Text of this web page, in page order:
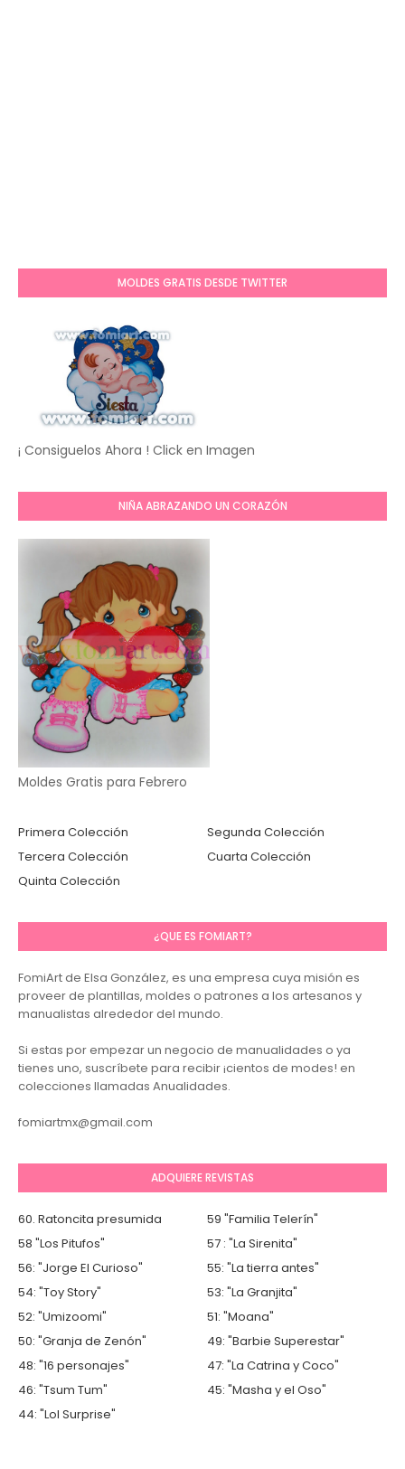
MOLDES GRATIS DESDE TWITTER
¡ Consiguelos Ahora ! Click en Imagen
NIÑA ABRAZANDO UN CORAZÓN
Moldes Gratis para Febrero
Primera Colección
Segunda Colección
Tercera Colección
Cuarta Colección
Quinta Colección
¿QUE ES FOMIART?
FomiArt de Elsa González, es una empresa cuya misión es
proveer de plantillas, moldes o patrones a los artesanos y
manualistas alrededor del mundo.
Si estas por empezar un negocio de manualidades o ya
tienes uno, suscríbete para recibir ¡cientos de modes! en
colecciones llamadas Anualidades.
fomiartmx@gmail.com
ADQUIERE REVISTAS
60. Ratoncita presumida
59 "Familia Telerín"
58 "Los Pitufos"
57 : "La Sirenita"
56: "Jorge El Curioso"
55: "La tierra antes"
54: "Toy Story"
53: "La Granjita"
52: "Umizoomi"
51: "Moana"
50: "Granja de Zenón"
49: "Barbie Superestar"
48: "16 personajes"
47: "La Catrina y Coco"
46: "Tsum Tum"
45: "Masha y el Oso"
44: "Lol Surprise"